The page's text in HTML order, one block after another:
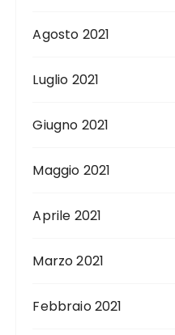
Agosto 2021
Luglio 2021
Giugno 2021
Maggio 2021
Aprile 2021
Marzo 2021
Febbraio 2021